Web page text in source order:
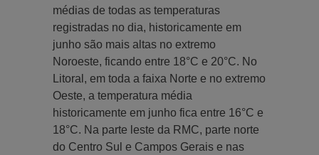
médias de todas as temperaturas
registradas no dia, historicamente em
junho são mais altas no extremo
Noroeste, ficando entre 18°C e 20°C. No
Litoral, em toda a faixa Norte e no extremo
Oeste, a temperatura média
historicamente em junho fica entre 16°C e
18°C. Na parte leste da RMC, parte norte
do Centro Sul e Campos Gerais e nas